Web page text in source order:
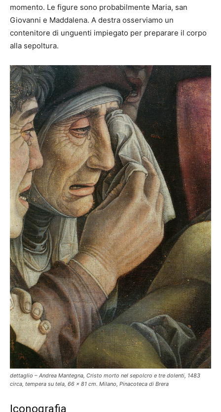
momento. Le figure sono probabilmente Maria, san
Giovanni e Maddalena. A destra osserviamo un
contenitore di unguenti impiegato per preparare il corpo
alla sepoltura.
dettaglio – Andrea Mantegna, Cristo morto nel sepolcro e tre dolenti, 1483
circa, tempera su tela, 66 x 81 cm. Milano, Pinacoteca di Brera
Iconografia